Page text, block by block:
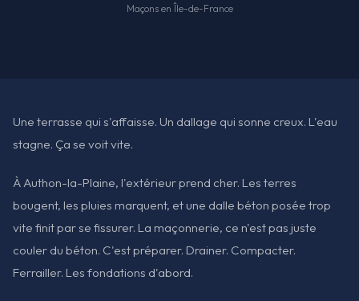
Maçons en Île-de-France
Une terrasse qui s'affaisse. Un dallage qui sonne creux. L'eau
stagne. Ça se voit vite.
À Authon-la-Plaine, l'extérieur prend cher. Les terres
bougent, les pluies marquent, et une dalle béton posée trop
vite finit par se fissurer. La maçonnerie, ce n'est pas juste
couler du béton. C'est préparer. Drainer. Compacter.
Ferrailler. Les fondations d'abord.